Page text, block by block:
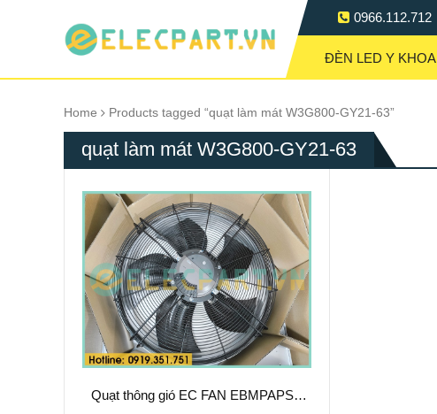
0966.112.712
ĐÈN LED Y KHOA
Home Products tagged “quạt làm mát W3G800-GY21-63”
quạt làm mát W3G800-GY21-63
Quạt thông gió EC FAN EBMPAPST